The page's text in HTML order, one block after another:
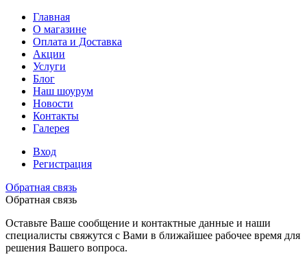
Главная
О магазине
Оплата и Доставка
Акции
Услуги
Блог
Наш шоурум
Новости
Контакты
Галерея
Вход
Регистрация
Обратная связь
Обратная связь
Оставьте Ваше сообщение и контактные данные и наши
специалисты свяжутся с Вами в ближайшее рабочее время для
решения Вашего вопроса.